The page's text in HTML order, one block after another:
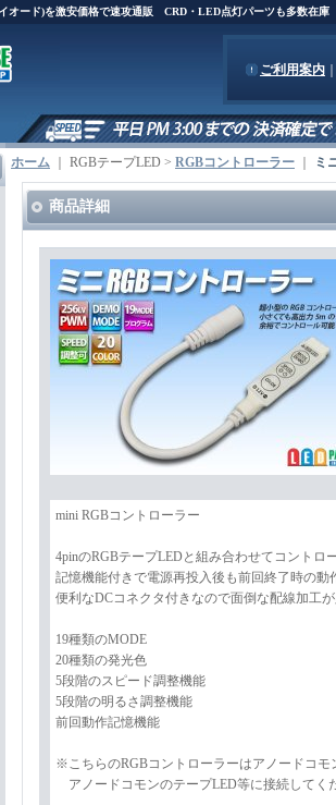
ード)を激安価格で速攻通販 CRD・LED点灯パーツも多数在庫
ご利用案内
ホーム ｜ RGBテープLED > RGBコントローラー ミ
商品詳細
mini RGBコントローラー
4pinのRGBテープLEDと組み合わせてコントロ
記憶機能付きで電源再投入後も前回終了時の動
便利なDCコネクタ付きなので面倒な配線加工
19種類のMODE
20種類の発光色
5段階のスピード調整機能
5段階の明るさ調整機能
前回動作記憶機能
※こちらのRGBコントローラーはアノードコモ
アノードコモンのテープLED等に接続してく